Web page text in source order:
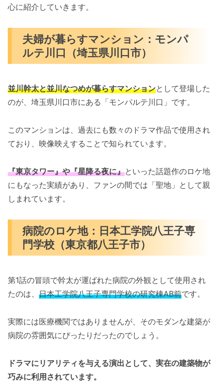
心に紹介していきます。
夫婦が暮らすマンション：モンパ
ルテ川口（埼玉県川口市）
並川幹太と並川なつめが暮らすマンションとして登場した
のが、埼玉県川口市にある「モンパルテ川口」です。
このマンションは、過去にも数々のドラマ作品で使用され
ており、映像映えすることで知られています。
『東京タワー』や『星降る夜に』といった話題作のロケ地
にもなった実績があり、ファンの間では「聖地」として親
しまれています。
病院のロケ地：日本工学院八王子専
門学校（東京都八王子市）
第1話の冒頭で幹太が運ばれた病院の外観として使用され
たのは、 日本工学院八王子専門学校の研究棟AB前です。
実際には医療機関ではありませんが、そのモダンな建築が
病院の雰囲気にぴったりだったのでしょう。
ドラマにリアリティを与える演出として、実在の建築物が
巧みに利用されています。